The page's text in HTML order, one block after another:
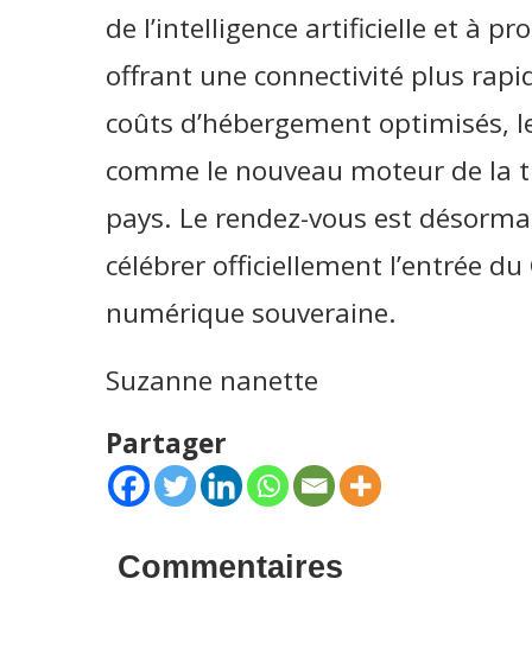
de l’intelligence artificielle et à
offrant une connectivité plus
coûts d’hébergement optimisés,
comme le nouveau moteur de
pays. Le rendez-vous est
célébrer officiellement l’entrée
numérique souveraine.
Suzanne nanette
Partager
Commentaires